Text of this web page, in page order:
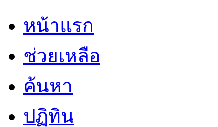
หน้าแรก
ช่วยเหลือ
ค้นหา
ปฏิทิน